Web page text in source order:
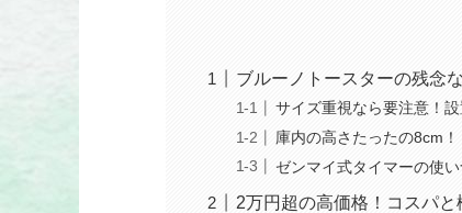
ブルーノトースターの残念
サイズ重視なら要注意！
庫内の高さたったの8cm
ゼンマイ式タイマーの使
2万円超の高価格！コスパ